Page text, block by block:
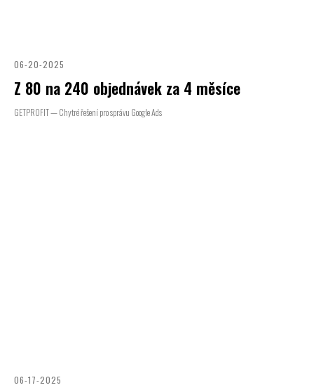
06-20-2025
Z 80 na 240 objednávek za 4 měsíce
GETPROFIT — Chytré řešení pro správu Google Ads
06-17-2025